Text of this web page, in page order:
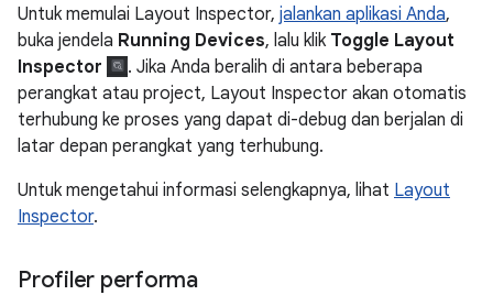
Untuk memulai Layout Inspector, jalankan aplikasi Anda,
buka jendela Running Devices, lalu klik Toggle Layout
Inspector
. Jika Anda beralih di antara beberapa
perangkat atau project, Layout Inspector akan otomatis
terhubung ke proses yang dapat di-debug dan berjalan di
latar depan perangkat yang terhubung.
Untuk mengetahui informasi selengkapnya, lihat Layout
Inspector.
Profiler performa